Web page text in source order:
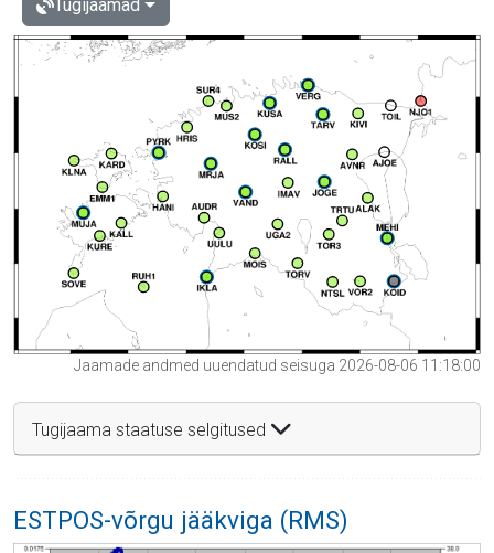
Tugijaamad
Jaamade andmed uuendatud seisuga 2026-08-06 11:18:00
Tugijaama staatuse selgitused
ESTPOS-võrgu jääkviga (RMS)